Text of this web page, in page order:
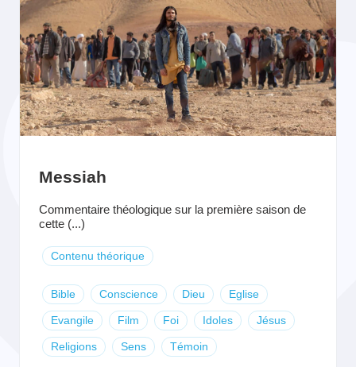
Messiah
Commentaire théologique sur la première saison de
cette (...)
Contenu théorique
Bible Conscience Dieu Eglise
Evangile Film Foi Idoles Jésus
Religions Sens Témoin